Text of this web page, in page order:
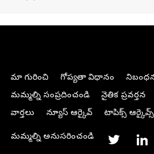
మా గురించి గోప్యతా విధానం
మమ్మల్ని సంప్రదించండి
నైతిక ప్రవర్తన
వార్తలు
న్యూస్ ఆర్కైవ్ టాపిక్స్ ఆర్కైవ్స్
మమ్మల్ని అనుసరించండి